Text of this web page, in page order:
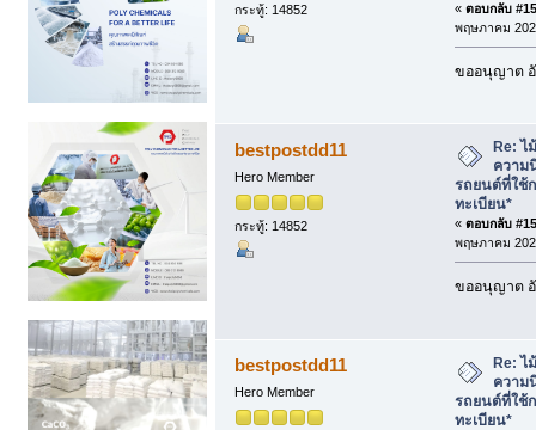
กระทู้: 14852 « ตอบกลับ
พฤษภาคม
ขออนุญาต
bestpostdd11
Hero Member
กระทู้: 14852
Re:
ความ
รถยนต์ที่ใช้
ทะเบียน*
« ตอบกลับ
พฤษภาคม
ขออนุญาต
bestpostdd11
Hero Member
Re: ไ
ความ
รถยนต์ที่ใช้
ทะเบียน*